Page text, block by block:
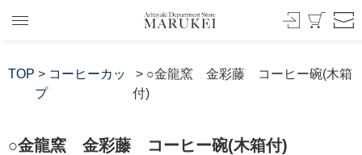
TOP > コーヒーカッ
プ
> ○金龍窯 金彩藤 コーヒー碗(木箱
付)
○金龍窯 金彩藤 コーヒー碗(木箱付)